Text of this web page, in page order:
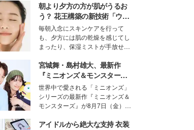
朝より夕方の方が肌がうるお
う？ 花王構築の新技術「ウォ
ーターキャプチャリングスキ
ン（捕水肌）」がスキンケア
の常識を変える予感
毎朝入念にスキンケアを行って
も、夕方には肌の乾燥を感じてし
まったり、保湿ミストが手放せな
な美容の常識を大きく変える可能
性を秘めた、革新的な「Water
Capturing Skin（ウォーターキャ
プチャリングスキン：捕水肌）」
技術を、花王が構築した。
宮城舞・島村雄大、最新作
『ミニオンズ＆モンスター
ズ』の魅力熱弁 ハチャメチャ
だけじゃない“友情と絆”に感
動
世界中で愛される「ミニオンズ」
シリーズの最新作『ミニオンズ＆
モンスターズ』が8月7日（金）に
ニオン好き”という共通点を持つモ
アイドルから絶大な支持 衣装